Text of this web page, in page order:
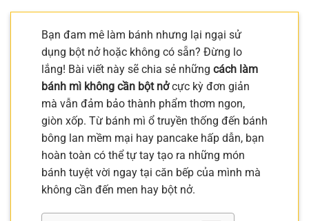
Bạn đam mê làm bánh nhưng lại ngại sử
dụng bột nở hoặc không có sẵn? Đừng lo
lắng! Bài viết này sẽ chia sẻ những cách làm
bánh mì không cần bột nởcực kỳ đơn giản
mà vẫn đảm bảo thành phẩm thơm ngon,
giòn xốp. Từ bánh mì ổ truyền thống đến bánh
bông lan mềm mại hay pancake hấp dẫn, bạn
hoàn toàn có thể tự tay tạo ra những món
bánh tuyệt vời ngay tại căn bếp của mình mà
không cần đến men hay bột nở.